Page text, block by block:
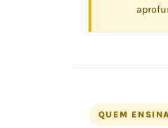
QUEM